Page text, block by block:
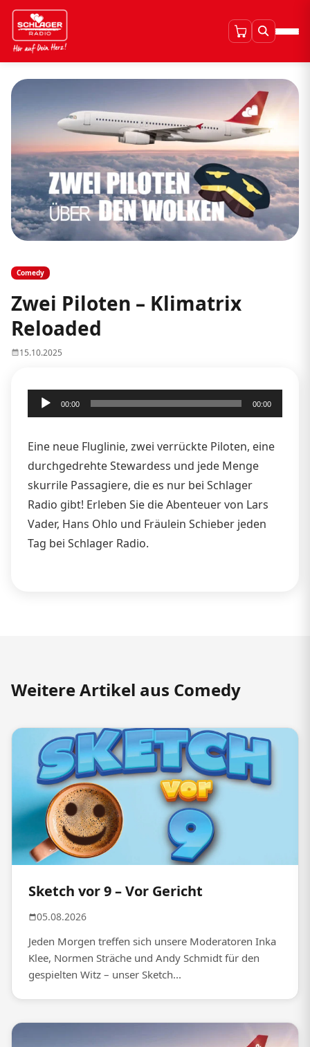
Comedy
Zwei Piloten – Klimatrix
Reloaded
15.10.2025
Audio-
Player
00:00 00:00
Eine neue Fluglinie, zwei verrückte Piloten, eine
durchgedrehte Stewardess und jede Menge
skurrile Passagiere, die es nur bei Schlager
Radio gibt! Erleben Sie die Abenteuer von Lars
Vader, Hans Ohlo und Fräulein Schieber jeden
Tag bei Schlager Radio.
Weitere Artikel aus Comedy
Sketch vor 9 – Vor Gericht
05.08.2026
Jeden Morgen treffen sich unsere Moderatoren Inka
Klee, Normen Sträche und Andy Schmidt für den
gespielten Witz – unser Sketch...